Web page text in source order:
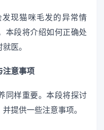
现猫咪毛发的异常情
本段将介绍如何正确处
医。
注意事项
同样重要。本段将探讨
提供一些注意事项。